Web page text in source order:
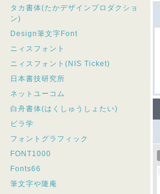
タカ書体(たかデザインプロダクショ
ン)
Design筆文字Font
ニィスフォント
ニィスフォント(NIS Ticket)
日本書技研究所
ネットユーコム
白舟書体(はくしゅうしょたい)
ビラ学
フォントグラフィック
FONT1000
Fonts66
筆文字や隆庵